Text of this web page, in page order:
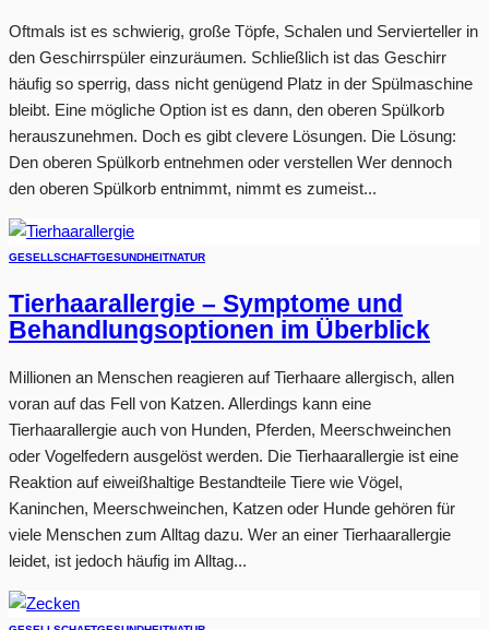
Oftmals ist es schwierig, große Töpfe, Schalen und Servierteller in
den Geschirrspüler einzuräumen. Schließlich ist das Geschirr
häufig so sperrig, dass nicht genügend Platz in der Spülmaschine
bleibt. Eine mögliche Option ist es dann, den oberen Spülkorb
herauszunehmen. Doch es gibt clevere Lösungen. Die Lösung:
Den oberen Spülkorb entnehmen oder verstellen Wer dennoch
den oberen Spülkorb entnimmt, nimmt es zumeist...
GESELLSCHAFTGESUNDHEITNATUR
Tierhaarallergie – Symptome und
Behandlungsoptionen im Überblick
Millionen an Menschen reagieren auf Tierhaare allergisch, allen
voran auf das Fell von Katzen. Allerdings kann eine
Tierhaarallergie auch von Hunden, Pferden, Meerschweinchen
oder Vogelfedern ausgelöst werden. Die Tierhaarallergie ist eine
Reaktion auf eiweißhaltige Bestandteile Tiere wie Vögel,
Kaninchen, Meerschweinchen, Katzen oder Hunde gehören für
viele Menschen zum Alltag dazu. Wer an einer Tierhaarallergie
leidet, ist jedoch häufig im Alltag...